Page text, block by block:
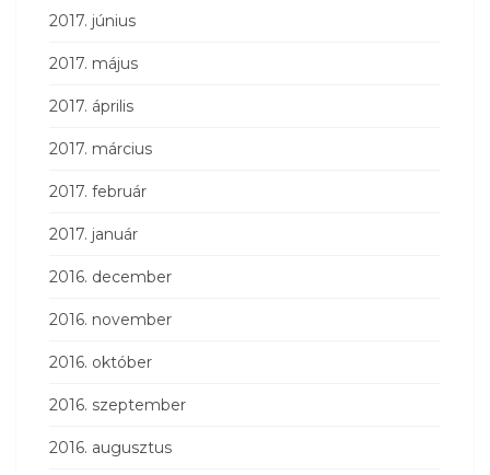
2017. június
2017. május
2017. április
2017. március
2017. február
2017. január
2016. december
2016. november
2016. október
2016. szeptember
2016. augusztus